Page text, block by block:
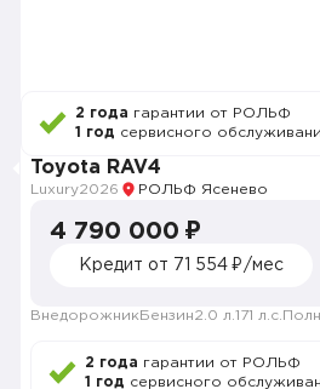
2 года гарантии от РОЛЬФ
1 год сервисного
Toyota RAV4
Luxury2026 РОЛЬФ Ясенево
4 790 000 ₽
Кредит от 71 554 ₽/мес
Внедорожник Бензин2.0 л. 171 л.с.
2 года гарантии от РОЛЬФ
1 год сервисного